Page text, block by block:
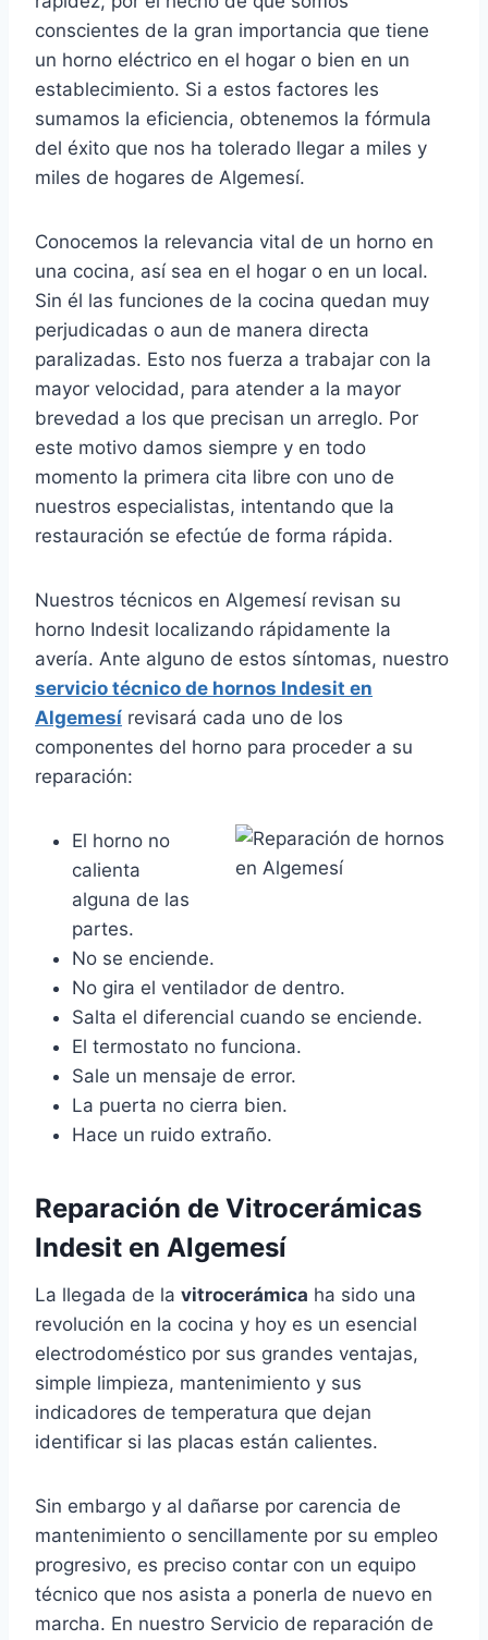
conscientes de la gran importancia que tiene
un horno eléctrico en el hogar o bien en un
establecimiento. Si a estos factores les
sumamos la eficiencia, obtenemos la fórmula
del éxito que nos ha tolerado llegar a miles y
miles de hogares de Algemesí.
Conocemos la relevancia vital de un horno en
una cocina, así sea en el hogar o en un local.
Sin él las funciones de la cocina quedan muy
perjudicadas o aun de manera directa
paralizadas. Esto nos fuerza a trabajar con la
mayor velocidad, para atender a la mayor
brevedad a los que precisan un arreglo. Por
este motivo damos siempre y en todo
momento la primera cita libre con uno de
nuestros especialistas, intentando que la
restauración se efectúe de forma rápida.
Nuestros técnicos en Algemesí revisan su
horno Indesit localizando rápidamente la
avería. Ante alguno de estos síntomas, nuestro
servicio técnico de hornos Indesit en
Algemesí revisará cada uno de los
componentes del horno para proceder a su
reparación:
El horno no
calienta
alguna de las
partes.
No se enciende.
No gira el ventilador de dentro.
Salta el diferencial cuando se enciende.
El termostato no funciona.
Sale un mensaje de error.
La puerta no cierra bien.
Hace un ruido extraño.
Reparación de Vitrocerámicas
Indesit en Algemesí
La llegada de la vitrocerámica ha sido una
revolución en la cocina y hoy es un esencial
electrodoméstico por sus grandes ventajas,
simple limpieza, mantenimiento y sus
indicadores de temperatura que dejan
identificar si las placas están calientes.
Sin embargo y al dañarse por carencia de
mantenimiento o sencillamente por su empleo
progresivo, es preciso contar con un equipo
técnico que nos asista a ponerla de nuevo en
marcha. En nuestro Servicio de reparación de